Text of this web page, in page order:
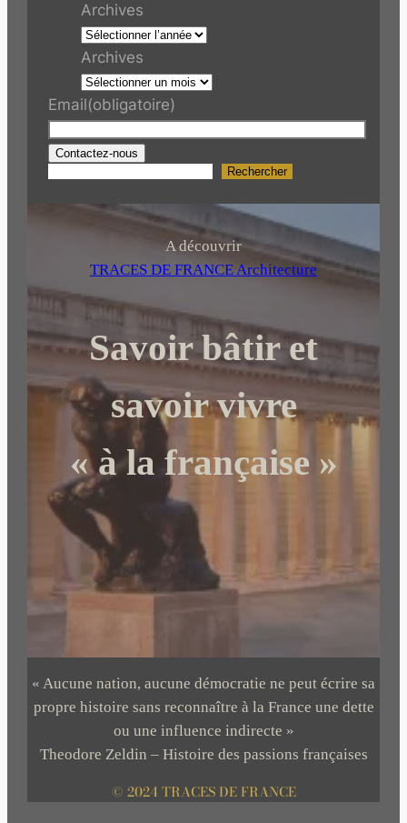
Archives
Archives
Email(obligatoire)
Contactez-nous
R
r
h
r
Rechercher
A découvrir
TRACES DE FRANCE Architecture
Savoir bâtir et
savoir vivre
« à la française »
« Aucune nation, aucune démocratie ne peut écrire sa
propre histoire sans reconnaître à la France une dette
ou une influence indirecte »
Theodore Zeldin – Histoire des passions françaises
© 2024 TRACES DE FRANCE